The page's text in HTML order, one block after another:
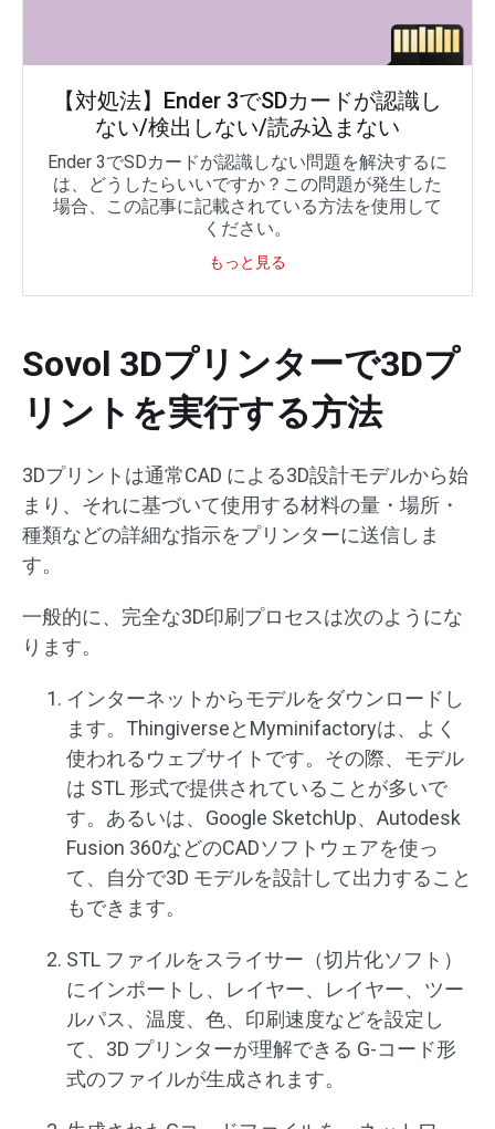
【対処法】Ender 3でSDカードが認識し
ない/検出しない/読み込まない
Ender 3でSDカードが認識しない問題を解決するに
は、どうしたらいいですか？この問題が発生した
場合、この記事に記載されている方法を使用して
ください。
もっと見る
Sovol 3Dプリンターで3Dプ
リントを実行する方法
3Dプリントは通常CAD による3D設計モデルから始
まり、それに基づいて使用する材料の量・場所・
種類などの詳細な指示をプリンターに送信しま
す。
一般的に、完全な3D印刷プロセスは次のようにな
ります。
インターネットからモデルをダウンロードし
ます。ThingiverseとMyminifactoryは、よく
使われるウェブサイトです。その際、モデル
は STL 形式で提供されていることが多いで
す。あるいは、Google SketchUp、Autodesk
Fusion 360などのCADソフトウェアを使っ
て、自分で3D モデルを設計して出力すること
もできます。
STL ファイルをスライサー（切片化ソフト）
にインポートし、レイヤー、レイヤー、ツー
ルパス、温度、色、印刷速度などを設定し
て、3D プリンターが理解できる G-コード形
式のファイルが生成されます。